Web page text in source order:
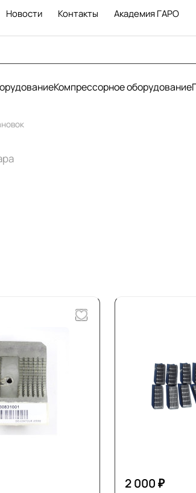
Новости Контакты Академия ГАРО
Компрессорное оборудование
2 000 ₽